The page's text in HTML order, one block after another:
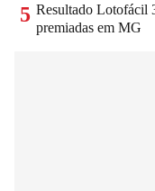
5 Resultado Lotofácil
premiadas em MG